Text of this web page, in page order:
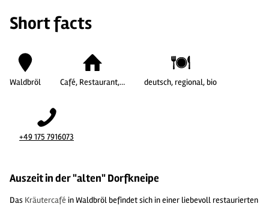
Short facts
Waldbröl Café, Restaurant,… deutsch, regional, bio
+49 175 7916073
Auszeit in der "alten" Dorfkneipe
Das Kräutercafé in Waldbröl befindet sich in einer liebevoll restaurierten